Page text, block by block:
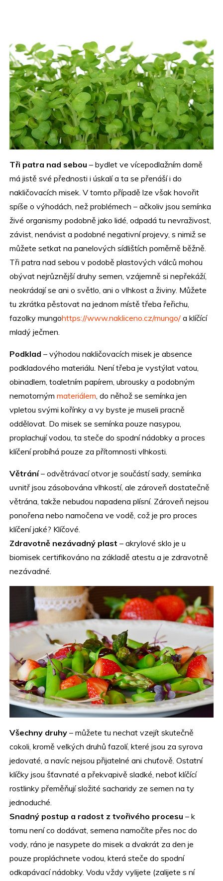
Tři patra nad sebou – bydlet ve vícepodlažním domě
má jistě své přednosti i úskalí a ta se přenáší i do
nakličovacích misek. V tomto případě lze však hovořit
spíše o výhodách, než problémech – ačkoliv jsou semínka
živé organismy podobně jako lidé, odpadá tu nevraživost,
závist, nenávist a podobné negativní projevy, s nimiž se
můžete setkat na panelových sídlištích poměrně běžně.
Tři patra nad sebou v podobě plastových válců mohou
obývat nejrůznější druhy semen, vzájemně si nepřekáží,
neokrádají se ani o světlo, ani o vlhkost a živiny. Můžete
tu zkrátka pěstovat na jednom místě třeba řeřichu,
fazolky mungohttps://www.nakliceno.cz/mungo/ a klíčící
mladý ječmen.
Podklad – výhodou nakličovacích misek je absence
podkladového materiálu. Není třeba je vystýlat vatou,
obinadlem, toaletním papírem, ubrousky a podobným
nemotorným materiálem , do něhož se semínka jen
vpletou svými kořínky a vy byste je museli pracně
oddělovat. Do misek se semínka pouze nasypou,
proplachují vodou, ta steče do spodní nádobky a proces
klíčení probíhá pouze za přítomnosti vlhkosti.
Větrání– odvětrávací otvor je součástí sady, semínka
uvnitř jsou zásobována vlhkostí, ale zároveň dostatečně
větrána, takže nebudou napadena plísní. Zároveň nejsou
ponořena nebo namočena ve vodě, což je pro proces
klíčení jaké? Klíčové.
Zdravotně nezávadný plast – akrylové sklo je u
biomisek certifikováno na základě atestu a je zdravotně
nezávadné.
Všechny druhy – můžete tu nechat vzejít skutečně
cokoli, kromě velkých druhů fazolí, které jsou za syrova
jedovaté, a navíc nejsou přijatelné ani chuťově. Ostatní
klíčky jsou šťavnaté a překvapivě sladké, neboť klíčící
rostlinky přeměňují složité sacharidy ze semen na ty
jednoduché.
Snadný postup a radost z tvořivého procesu – k
tomu není co dodávat, semena namočíte přes noc do
vody, ráno je nasypete do misek a dvakrát za den je
pouze propláchnete vodou, která steče do spodní
odkapávací nádobky. Vodu vždy vylijete (zalijete s ní